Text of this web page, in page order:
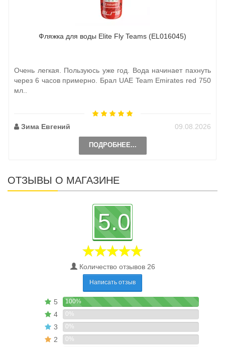
Фляжка для воды Elite Fly Teams (EL016045)
Очень легкая. Пользуюсь уже год. Вода начинает пахнуть
через 6 часов примерно. Брал UAE Team Emirates red 750
мл..
Зима Евгений 09.08.2026
ПОДРОБНЕЕ...
ОТЗЫВЫ О МАГАЗИНЕ
5.0
Количество отзывов 26
Написать отзыв
5 100%
4 0%
3 0%
2 0%